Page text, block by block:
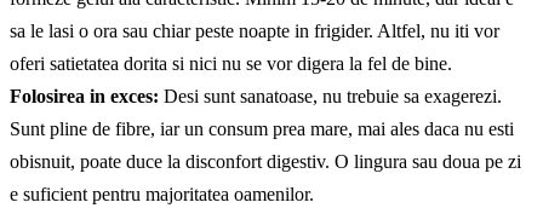
sa le lasi o ora sau chiar peste noapte in frigider. Altfel, nu iti vor
oferi satietatea dorita si nici nu se vor digera la fel de bine.
Folosirea in exces: Desi sunt sanatoase, nu trebuie sa exagerezi.
Sunt pline de fibre, iar un consum prea mare, mai ales daca nu esti
obisnuit, poate duce la disconfort digestiv. O lingura sau doua pe zi
e suficient pentru majoritatea oamenilor.